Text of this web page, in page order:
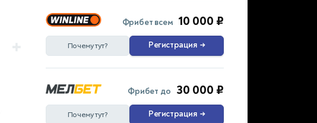
Фрибет всем 10 000 ₽
Почему тут? Регистрация →
Фрибет до 30 000 ₽
Почему тут? Регистрация →